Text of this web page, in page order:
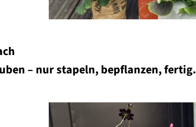
– nur stapeln, bepflanzen, fertig.